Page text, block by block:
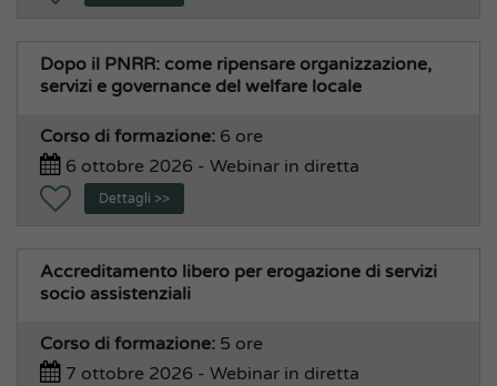
Dopo il PNRR: come ripensare organizzazione,
servizi e governance del welfare locale
Corso di formazione: 6 ore
6 ottobre 2026 - Webinar in diretta
Dettagli >>
Accreditamento libero per erogazione di servizi
socio assistenziali
Corso di formazione: 5 ore
7 ottobre 2026 - Webinar in diretta